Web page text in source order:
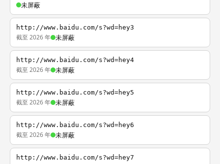
未屏蔽
http://www.baidu.com/s?wd=hey3
截至 2026 年 未屏蔽
http://www.baidu.com/s?wd=hey4
截至 2026 年 未屏蔽
http://www.baidu.com/s?wd=hey5
截至 2026 年 未屏蔽
http://www.baidu.com/s?wd=hey6
截至 2026 年 未屏蔽
http://www.baidu.com/s?wd=hey7